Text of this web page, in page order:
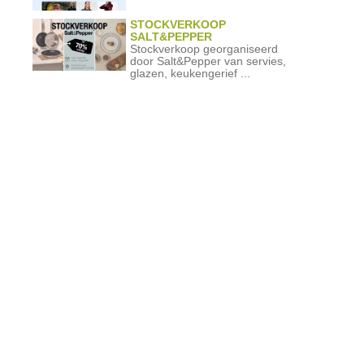
STOCKVERKOOP
SALT&PEPPER
Stockverkoop georganiseerd
door Salt&Pepper van servies,
glazen, keukengerief ...